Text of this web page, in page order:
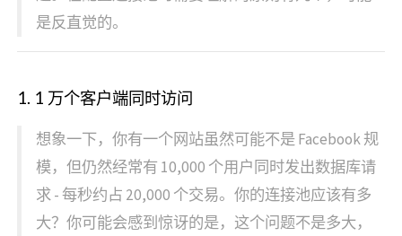
是反直觉的。
1. 1 万个客户端同时访问
想象一下，你有一个网站虽然可能不是 Facebook 规
模，但仍然经常有 10,000 个用户同时发出数据库请
求 - 每秒约占 20,000 个交易。你的连接池应该有多
大？你可能会感到惊讶的是，这个问题不是多大，